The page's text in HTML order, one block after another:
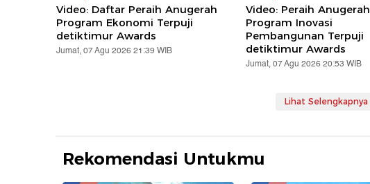
Video: Daftar Peraih Anugerah
Program Ekonomi Terpuji
detiktimur Awards
Jumat, 07 Agu 2026 21:39 WIB
Video: Peraih Anugerah
Program Inovasi
Pembangunan Terpuji
detiktimur Awards
Jumat, 07 Agu 2026 20:53 WIB
Lihat Selengkapnya
Rekomendasi Untukmu